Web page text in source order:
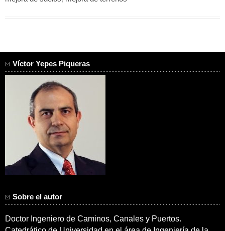
Víctor Yepes Piqueras
Sobre el autor
Doctor Ingeniero de Caminos, Canales y Puertos.